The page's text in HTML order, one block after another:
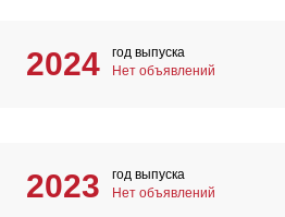
2024
год выпуска
Нет объявлений
2023
год выпуска
Нет объявлений